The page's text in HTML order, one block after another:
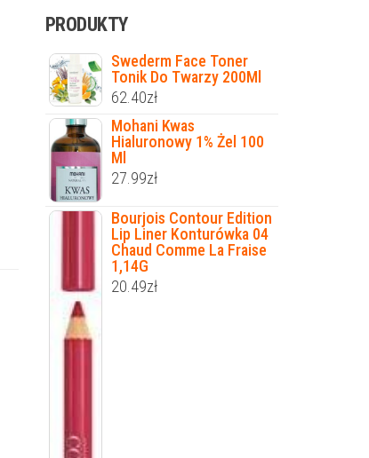
PRODUKTY
Swederm Face Toner
Tonik Do Twarzy 200Ml
62.40zł
Mohani Kwas
Hialuronowy 1% Żel 100
Ml
27.99zł
Bourjois Contour Edition
Lip Liner Konturówka 04
Chaud Comme La Fraise
1,14G
20.49zł